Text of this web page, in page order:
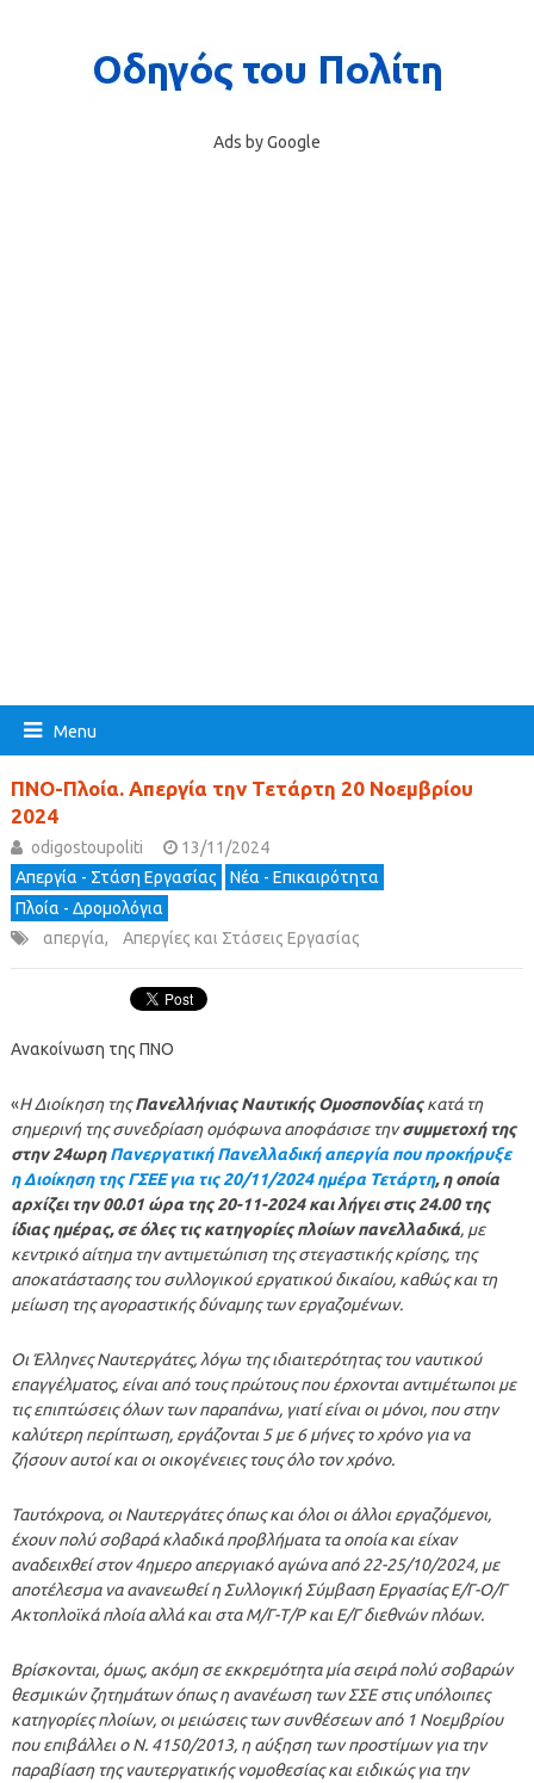
Ads by Google
Menu
ΠΝΟ-Πλοία. Απεργία την Τετάρτη 20 Νοεμβρίου
2024
odigostoupoliti
13/11/2024
Απεργία - Στάση Εργασίας
Νέα - Επικαιρότητα
Πλοία - Δρομολόγια
απεργία, Απεργίες και Στάσεις Εργασίας
Ανακοίνωση της ΠΝΟ
«Η Διοίκηση τηςΠανελλήνιας Ναυτικής Ομοσπονδίαςκατά τη
σημερινή της συνεδρίαση ομόφωνα αποφάσισε τηνσυμμετοχή της
στην 24ωρηΠανεργατική Πανελλαδική απεργία που προκήρυξε
η Διοίκηση της ΓΣΕΕ για τις 20/11/2024 ημέρα Τετάρτη, η οποία
αρχίζει την 00.01 ώρα της 20-11-2024 και λήγει στις 24.00 της
ίδιας ημέρας, σε όλες τις κατηγορίες πλοίων πανελλαδικά, με
κεντρικό αίτημα την αντιμετώπιση της στεγαστικής κρίσης, της
αποκατάστασης του συλλογικού εργατικού δικαίου, καθώς και τη
μείωση της αγοραστικής δύναμης των εργαζομένων.
Οι Έλληνες Ναυτεργάτες, λόγω της ιδιαιτερότητας του ναυτικού
επαγγέλματος, είναι από τους πρώτους που έρχονται αντιμέτωποι με
τις επιπτώσεις όλων των παραπάνω, γιατί είναι οι μόνοι, που στην
καλύτερη περίπτωση, εργάζονται 5 με 6 μήνες το χρόνο για να
ζήσουν αυτοί και οι οικογένειες τους όλο τον χρόνο.
Ταυτόχρονα, οι Ναυτεργάτες όπως και όλοι οι άλλοι εργαζόμενοι,
έχουν πολύ σοβαρά κλαδικά προβλήματα τα οποία και είχαν
αναδειχθεί στον 4ημερο απεργιακό αγώνα από 22-25/10/2024, με
αποτέλεσμα να ανανεωθεί η Συλλογική Σύμβαση Εργασίας Ε/Γ-Ο/Γ
Ακτοπλοϊκά πλοία αλλά και στα Μ/Γ-Τ/Ρ και Ε/Γ διεθνών πλόων.
Βρίσκονται, όμως, ακόμη σε εκκρεμότητα μία σειρά πολύ σοβαρών
θεσμικών ζητημάτων όπως η ανανέωση των ΣΣΕ στις υπόλοιπες
κατηγορίες πλοίων, οι μειώσεις των συνθέσεων από 1 Νοεμβρίου
που επιβάλλει ο Ν. 4150/2013, η αύξηση των προστίμων για την
παραβίαση της ναυτεργατικής νομοθεσίας και ειδικώς για την